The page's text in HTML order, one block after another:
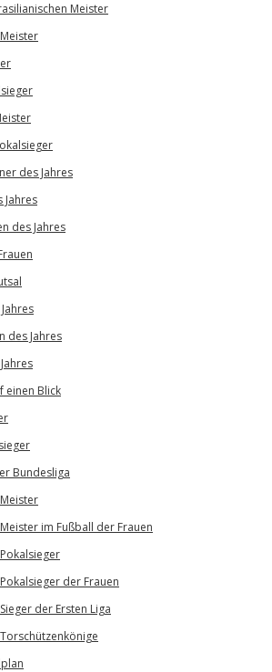
Meister
des Jahres
Jahres
des Jahres
des Jahres
einen Blick
Bundesliga
im Fußball der Frauen
der Frauen
der Ersten Liga